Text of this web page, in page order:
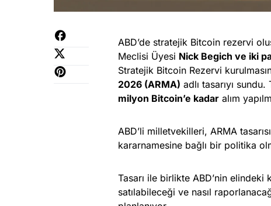
ABD’de stratejik Bitcoin rezervi
Meclisi Üyesi Nick Begich ve iki
Stratejik Bitcoin Rezervi
2026 (ARMA) adlı tasarıyı
milyon Bitcoin’e kadar alım
ABD’li milletvekilleri, ARMA
kararnamesine bağlı bir politika
Tasarı ile birlikte ABD’nin elindeki
satılabileceği ve nasıl